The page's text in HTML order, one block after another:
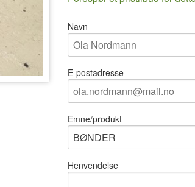
Navn
E-postadresse
Emne/produkt
Henvendelse